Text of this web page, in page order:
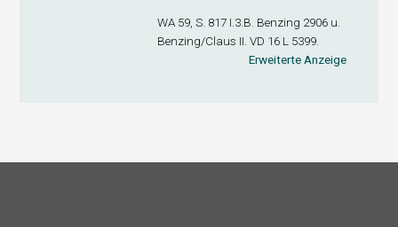
WA 59, S. 817 I.3.B. Benzing 2906 u.
Benzing/Claus II. VD 16 L 5399.
Erweiterte Anzeige